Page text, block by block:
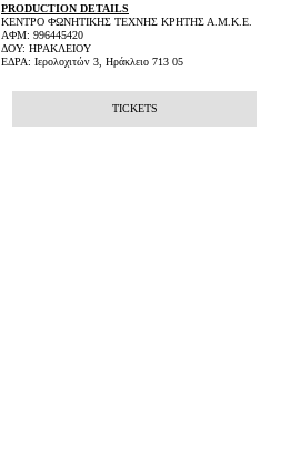
PRODUCTION DETAILS
ΚΕΝΤΡΟ ΦΩΝΗΤΙΚΗΣ ΤΕΧΝΗΣ ΚΡΗΤΗΣ Α.Μ.Κ.Ε.
ΑΦΜ: 996445420
ΔΟΥ: ΗΡΑΚΛΕΙΟΥ
ΕΔΡΑ: Ιερολοχιτών 3, Ηράκλειο 713 05
TICKETS